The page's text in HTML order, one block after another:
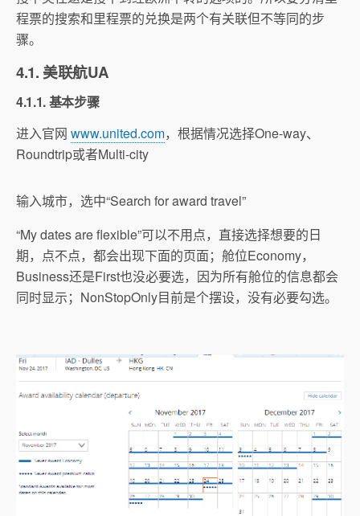
程票的搜索和里程票的兑换是两个有关联但不等同的步
骤。
4.1. 美联航UA
4.1.1. 基本步骤
进入官网 www.united.com，根据情况选择One-way、
Roundtrip或者Multi-city
输入城市，选中“Search for award travel”
“My dates are flexible”可以不用点，直接选择想要的日
期，点不点，都会出现下面的页面；舱位Economy，
Business还是First也没必要选，因为所有舱位的信息都会
同时显示；NonStopOnly目前是个摆设，没有必要勾选。